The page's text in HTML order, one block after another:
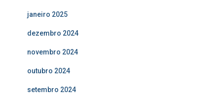
janeiro 2025
dezembro 2024
novembro 2024
outubro 2024
setembro 2024